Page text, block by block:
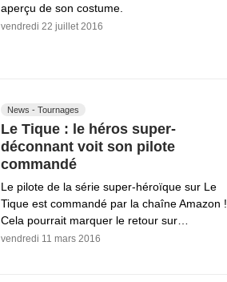
aperçu de son costume.
vendredi 22 juillet 2016
News - Tournages
Le Tique : le héros super-
déconnant voit son pilote
commandé
Le pilote de la série super-héroïque sur Le
Tique est commandé par la chaîne Amazon !
Cela pourrait marquer le retour sur…
vendredi 11 mars 2016